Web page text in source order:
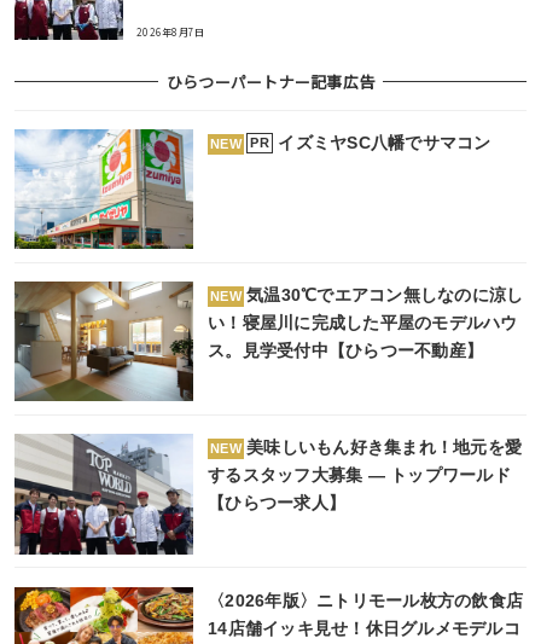
2026年8月7日
ひらつーパートナー記事広告
NEW PR イズミヤSC八幡でサマコン
NEW 気温30℃でエアコン無しなのに涼し
い！寝屋川に完成した平屋のモデルハウ
ス。見学受付中【ひらつー不動産】
NEW 美味しいもん好き集まれ！地元を愛
するスタッフ大募集 ― トップワールド
【ひらつー求人】
〈2026年版〉ニトリモール枚方の飲食店
14店舗イッキ見せ！休日グルメモデルコ